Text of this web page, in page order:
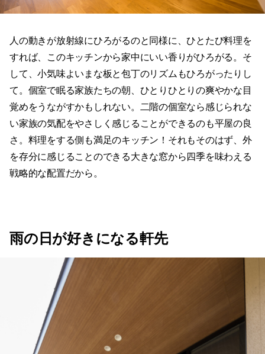
人の動きが放射線にひろがるのと同様に、ひとたび料理を
すれば、このキッチンから家中にいい香りがひろがる。そ
して、小気味よいまな板と包丁のリズムもひろがったりし
て。個室で眠る家族たちの朝、ひとりひとりの爽やかな目
覚めをうながすかもしれない。二階の個室なら感じられな
い家族の気配をやさしく感じることができるのも平屋の良
さ。料理をする側も満足のキッチン！それもそのはず、外
を存分に感じることのできる大きな窓から四季を味わえる
戦略的な配置だから。
雨の日が好きになる軒先